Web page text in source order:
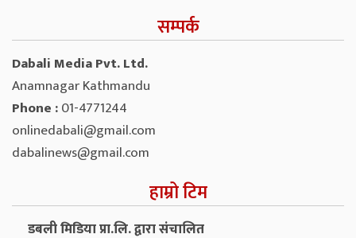
सम्पर्क
Dabali Media Pvt. Ltd.
Anamnagar Kathmandu
Phone :01-4771244
onlinedabali@gmail.com
dabalinews@gmail.com
हाम्रो टिम
डबली मिडिया प्रा.लि. द्वारा संचालित